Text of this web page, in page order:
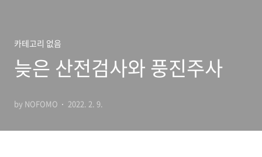
카테고리 없음
늦은 산전검사와 풍진주사
by NOFOMO 2022. 2. 9.